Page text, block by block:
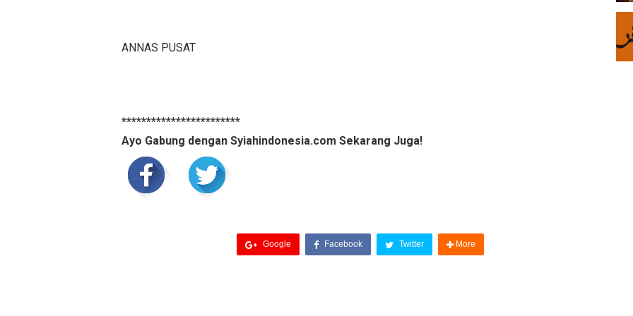
ANNAS PUSAT
************************
Ayo Gabung dengan Syiahindonesia.com Sekarang Juga!
Google Facebook Twitter More